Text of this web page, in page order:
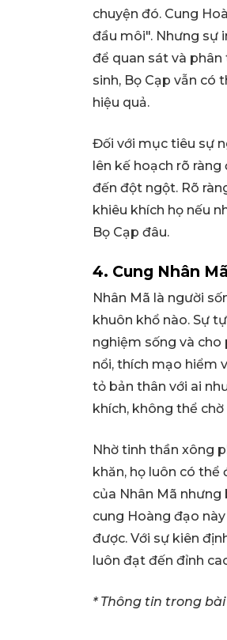
chuyện đó. Cung
đầu môi". Nhưng sự
để quan sát và phân
sinh, Bọ Cạp vẫn có
hiệu quả.
Đối với mục tiêu sự
lên kế hoạch rõ
đến đột ngột. Rõ
khiêu khích họ nếu
Bọ Cạp đâu.
4. Cung Nhân
Nhân Mã là người
khuôn khổ nào. Sự
nghiệm sống và cho
nổi, thích mạo hiểm
tỏ bản thân với ai
khích, không thể
Nhờ tinh thần xông
khăn, họ luôn có thể
của Nhân Mã nhưng
cung Hoàng đạo
được. Với sự kiên
luôn đạt đến đỉnh
* Thông tin trong